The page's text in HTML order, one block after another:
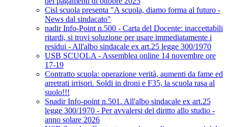
Cisl scuola presenta "A scuola, diamo forma al futuro -
News dal sindacato"
nadir Info-Point n.500 - Carta del Docente: inaccettabili
ritardi, si trovi soluzione per usare immediatamente i
residui - All'albo sindacale ex art.25 legge 300/1970
USB SCUOLA - Assemblea online 14 novembre ore
17-19
Contratto scuola: operazione verità, aumenti da fame ed
arretrati irrisori. Soldi in droni e F35, la scuola rasa al
suolo!!!
Snadir Info-point n.501. All'albo sindacale ex art.25
legge 300/1970 - Per avvalersi del diritto allo studio -
anno solare 2026